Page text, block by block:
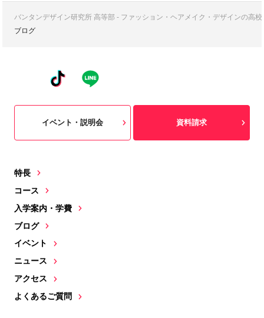
バンタンデザイン研究所 高等部 - ファッション・ヘアメイク・デザインの高
ブログ
特長
コース
入学案内・学費
ブログ
イベント
ニュース
アクセス
よくあるご質問
イベント・説明会 資料請求